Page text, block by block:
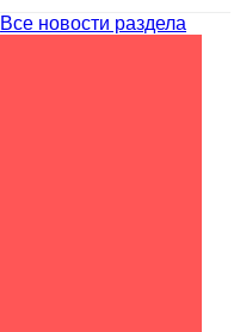
Все новости раздела